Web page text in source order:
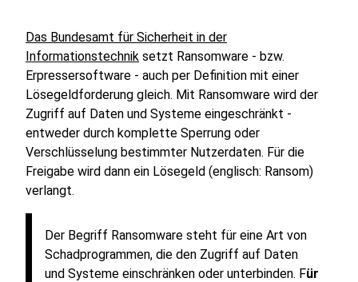
Das Bundesamt für Sicherheit in der
Informationstechnik setzt Ransomware - bzw.
Erpressersoftware - auch per Definition mit einer
Lösegeldforderung gleich. Mit Ransomware wird der
Zugriff auf Daten und Systeme eingeschränkt -
entweder durch komplette Sperrung oder
Verschlüsselung bestimmter Nutzerdaten. Für die
Freigabe wird dann ein Lösegeld (englisch: Ransom)
verlangt.
Der Begriff Ransomware steht für eine Art von
Schadprogrammen, die den Zugriff auf Daten
und Systeme einschränken oder unterbinden. Für